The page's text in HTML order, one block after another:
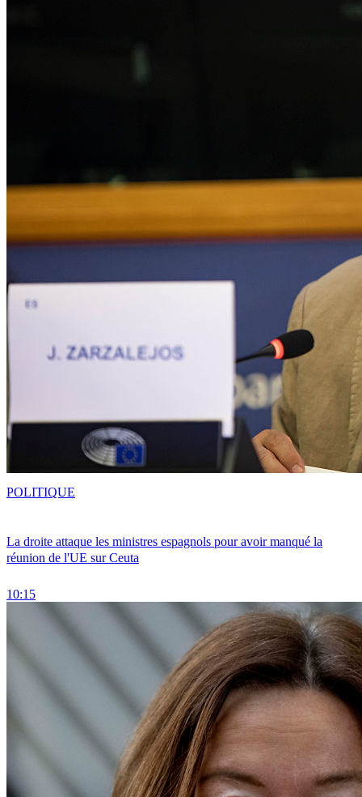
La droite attaque les ministres espagnols pour avoir manqué la
réunion de l'UE sur Ceuta
10:15
POLITIQUE